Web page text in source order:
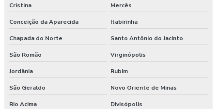
Cristina Mercês
Conceição da Aparecida Itabirinha
Chapada do Norte Santo Antônio do Jacinto
São Romão Virginópolis
Jordânia Rubim
São Geraldo Novo Oriente de Minas
Rio Acima Divisópolis